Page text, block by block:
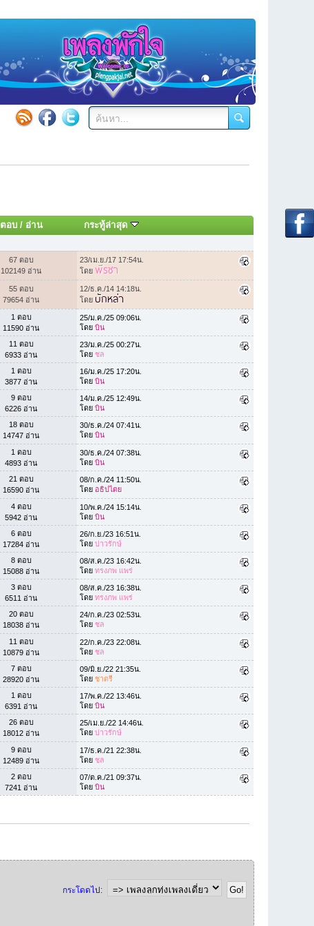
ตอบ/ อ่าน
กระทู้ล่าสุด
67 ตอบ
102149 อ่าน
23/เม.ย./17 17:54น.
โดย พีรชา
55 ตอบ
79654 อ่าน
12/ธ.ค./14 14:18น.
โดย บักหล่า
1 ตอบ
11590 อ่าน
25/ม.ค./25 09:06น.
โดยบิน
11 ตอบ
6933 อ่าน
23/ม.ค./25 00:27น.
โดยชล
1 ตอบ
3877 อ่าน
16/ม.ค./25 17:20น.
โดยบิน
9 ตอบ
6226 อ่าน
14/ม.ค./25 12:49น.
โดยบิน
18 ตอบ
14747 อ่าน
30/ธ.ค./24 07:41น.
โดยบิน
1 ตอบ
4893 อ่าน
30/ธ.ค./24 07:38น.
โดยบิน
21 ตอบ
16590 อ่าน
08/ก.ค./24 11:50น.
โดย อธิปไตย
4 ตอบ
5942 อ่าน
10/พ.ค./24 15:14น.
โดยบิน
6 ตอบ
17284 อ่าน
26/ก.ย./23 16:51น.
โดยบ่าวรักษ์
8 ตอบ
15088 อ่าน
08/ส.ค./23 16:42น.
โดยทรงภพ แพร่
3 ตอบ
6511 อ่าน
08/ส.ค./23 16:38น.
โดยทรงภพ แพร่
20 ตอบ
18038 อ่าน
24/ก.ค./23 02:53น.
โดยชล
11 ตอบ
10879 อ่าน
22/ก.ค./23 22:08น.
โดยชล
7 ตอบ
28920 อ่าน
09/มิ.ย./22 21:35น.
โดยชาตรี
1 ตอบ
6391 อ่าน
17/พ.ค./22 13:46น.
โดยบิน
26 ตอบ
18012 อ่าน
25/เม.ย./22 14:46น.
โดยบ่าวรักษ์
9 ตอบ
12489 อ่าน
17/ธ.ค./21 22:38น.
โดยชล
2 ตอบ
7241 อ่าน
07/ต.ค./21 09:37น.
โดยบิน
กระโดดไป: